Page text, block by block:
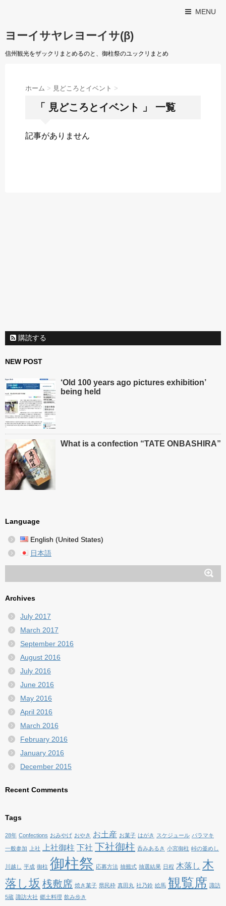
MENU
ヨーイサヤレヨーイサ(β)
信州観光をザックリまとめるのと、御柱祭のユックリまとめ
ホーム > 見どころとイベント >
「 見どころとイベント 」 一覧
記事がありません
購読する
NEW POST
‘Old 100 years ago pictures exhibition’
being held
What is a confection “TATE ONBASHIRA”
Language
English (United States)
日本語
Archives
July 2017
March 2017
September 2016
August 2016
July 2016
June 2016
May 2016
April 2016
March 2016
February 2016
January 2016
December 2015
Recent Comments
Tags
28年 Confections おみやげ おやき お土産 お菓子 はがき スケジュール バラマキ
一般参加 上社 上社御柱 下社 下社御柱 呑みあるき 小宮御柱 峠の釜めし
川越し 平成 御柱 御柱祭 応募方法 抽籤式 抽選結果 日程 木落し 木
落し坂 桟敷席 焼き菓子 県民枠 真田丸 社乃鈴 絵馬 観覧席 諏訪
5蔵 諏訪大社 郷土料理 飲み歩き